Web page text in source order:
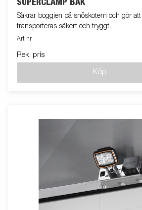
SUPERCLAMP BAK
Säkrar boggien på snöskotern och gör
transporteras säkert och tryggt.
Art nr
Rek. pris
Köp